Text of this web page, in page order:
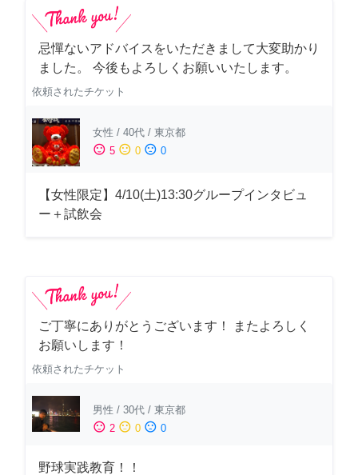
忌憚ないアドバイスをいただきまして大変助かり
ました。 今後もよろしくお願いいたします。
依頼されたチケット
女性 / 40代 / 東京都
sentiment_satisfied 5 sentiment_neutral 0 sentiment_dissatisfied 0
【女性限定】4/10(土)13:30グループインタビュ
ー＋試飲会
ご丁寧にありがとうございます！ またよろしく
お願いします！
依頼されたチケット
男性 / 30代 / 東京都
sentiment_satisfied 2 sentiment_neutral 0 sentiment_dissatisfied 0
野球実践教育！！